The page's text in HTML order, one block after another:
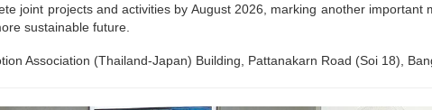
joint projects and activities by August 2026, marking another important
sustainable future.
Association (Thailand-Japan) Building, Pattanakarn Road (Soi 18),